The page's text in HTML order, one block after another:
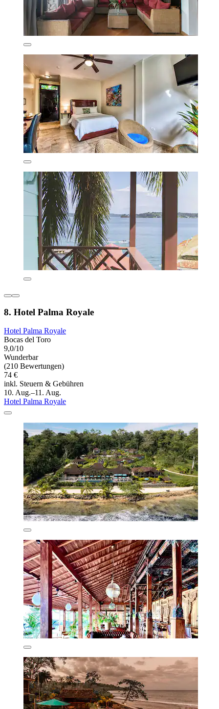
8. Hotel Palma Royale
Hotel Palma Royale
Bocas del Toro
9,0/10
Wunderbar
(210 Bewertungen)
74 €
inkl. Steuern & Gebühren
10. Aug.–11. Aug.
Hotel Palma Royale